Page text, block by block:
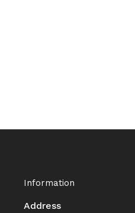
Information
Address